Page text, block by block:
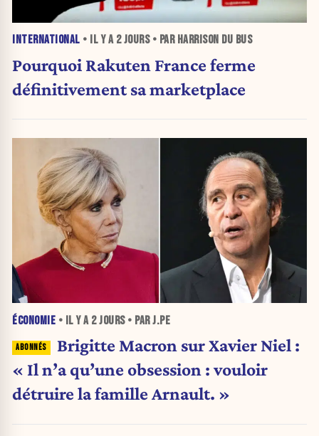
INTERNATIONAL • IL Y A 2 JOURS• PAR HARRISON DU BUS
Pourquoi Rakuten France ferme
définitivement sa marketplace
ÉCONOMIE • IL Y A 2 JOURS• PAR J.PE
Brigitte Macron sur Xavier Niel :
« Il n’a qu’une obsession : vouloir
détruire la famille Arnault. »